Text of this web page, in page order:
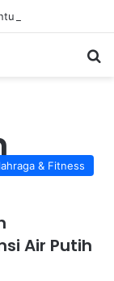
& Fitness
Air Putih